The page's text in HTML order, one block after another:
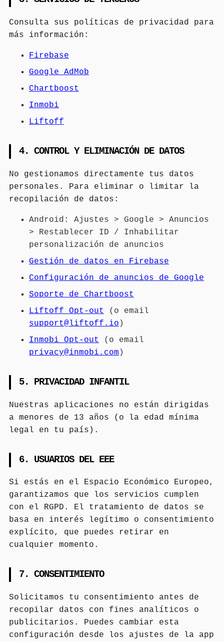
Consulta sus políticas de privacidad para
más información:
Firebase
Google AdMob
Chartboost
Inmobi
Liftoff
4. CONTROL Y ELIMINACIÓN DE DATOS
No gestionamos directamente tus datos
personales. Para eliminar o limitar la
recopilación de datos:
Android: Ajustes > Google > Anuncios
> Restablecer ID / Inhabilitar
personalización de anuncios
Gestión de datos en Firebase
Configuración de anuncios de Google
Soporte de Chartboost
Liftoff Opt-out
(o email
support@liftoff.io )
Inmobi Opt-out
(o email
privacy@inmobi.com )
5. PRIVACIDAD INFANTIL
Nuestras aplicaciones no están dirigidas
a menores de 13 años (o la edad mínima
legal en tu país).
6. USUARIOS DEL EEE
Si estás en el Espacio Económico Europeo,
garantizamos que los servicios cumplen
con el RGPD. El tratamiento de datos se
basa en interés legítimo o consentimiento
explícito, que puedes retirar en
cualquier momento.
7. CONSENTIMIENTO
Solicitamos tu consentimiento antes de
recopilar datos con fines analíticos o
publicitarios. Puedes cambiar esta
configuración desde los ajustes de la app